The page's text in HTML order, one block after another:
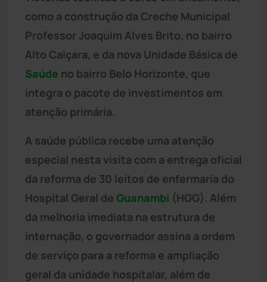
como a construção da Creche Municipal
Professor Joaquim Alves Brito, no bairro
Alto Caiçara, e da nova Unidade Básica de
Saúde no bairro Belo Horizonte, que
integra o pacote de investimentos em
atenção primária.
A saúde pública recebe uma atenção
especial nesta visita com a entrega oficial
da reforma de 30 leitos de enfermaria do
Hospital Geral de Guanambi (HGG). Além
da melhoria imediata na estrutura de
internação, o governador assina a ordem
de serviço para a reforma e ampliação
geral da unidade hospitalar, além de